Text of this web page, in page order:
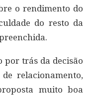
o rendimento do
do resto da
por trás da decisão
relacionamento,
muito boa